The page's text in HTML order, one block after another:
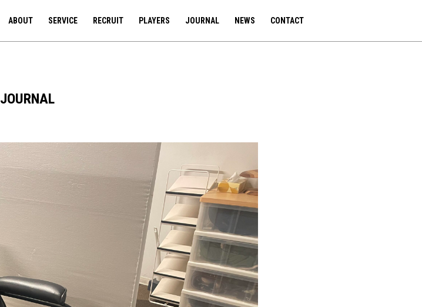
ABOUT SERVICE RECRUIT PLAYERS JOURNAL NEWS CONTACT
JOURNAL